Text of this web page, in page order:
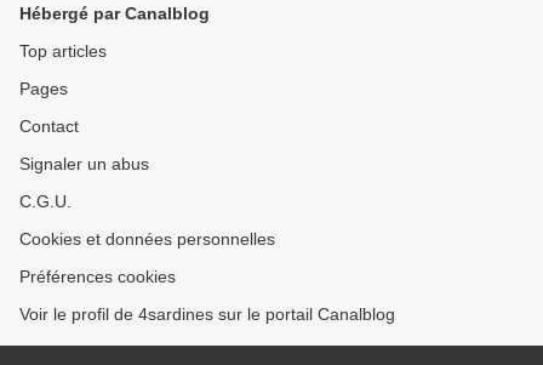
Hébergé par Canalblog
Top articles
Pages
Contact
Signaler un abus
C.G.U.
Cookies et données personnelles
Préférences cookies
Voir le profil de 4sardines sur le portail Canalblog